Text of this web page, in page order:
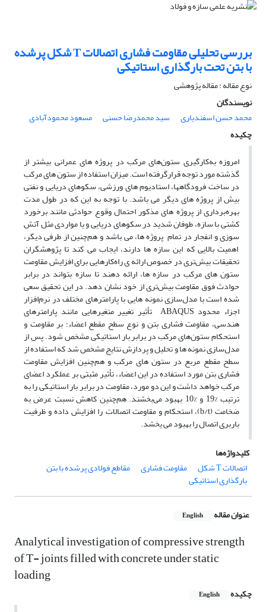
بررسی تحلیلی مقاومت فشاری اتصالات T شکل پرشده
با بتن تحت بارگذاری استاتیکی
نوع مقاله : مقاله پژوهشی
نویسندگان
محمد حسن اسفندیاری
سید محمدرضا حسنی
مسعود محمودآبادی
چکیده
امروزه به‌کارگیری ستون‌های مرکب در پروژه ­های عمرانی بیش­تر از
گذشته مورد توجه قرارگرفته است. میزان استفاده از ستون­ های مرکب
در ساخت فرودگاه­ها، استادیوم­ های ورزشی، سکوهای دریایی و نفتی
بیش از پروژه ­های دیگر می ­باشد. با توجه به این که در طول مدت
بهره‌برداری از پروژه­ های مذکور احتمال وقوع حوادثی مانند برخورد
کشتی با سازه، طوفان شدید در سکوهای دریایی و یا مواردی مثل آتش
سوزی و انفجار در تمام پروژه ­ها، می ­باشد و هم‌چنین از طرفی دیگر،
اهمیت بالایی که این سازه­ ها دارند، ایجاب می­ کند تا پژوهشگران
تحقیقات بیش‌تری در خصوص ارائه­ ی راه‌کارهایی برای افزایش مقاومت
ستون­ های مرکب در سازه ­ها، ارائه دهند تا سازه بتواند در برابر
حوادث فوق مقاومت بیش‌تری از خود نشان دهد. در این تحقیق سعی
شده است با مدل‌سازی نمونه­ هایی با پارامترهای مختلف در نرم‌افزار
اجزاء محدود ABAQUS تأثیر تغییر متغیرهایی مانند پارامترهای
هندسی، مقاومت فشاری بتن و نوع سطح مقطع اعضاء؛ بر مقاومت و
استحکام ستون‌­های مرکب در برابر بار استاتیکی مشخص شود. پس از
مدل‌سازی نمونه­ ها و تحلیل و پردازش نتایج مشخص شد که استفاده از
سطح مقطع مربع در ستون­ های مرکب و هم‌چنین افزایش مقاومت
فشاری بتن مورد استفاده در این اعضاء، تأثیر مثبتی بر عملکرد اعضای
مرکب خواهد داشت و این دو مورد، مقاومت در برابر بار استاتیکی را به
ترتیب %19 و %10 بهبود می‌بخشند. هم‌چنین کاهش نسبت عرض به
ضخامت(b/t)،استحکام و مقاومت اتصالات را افزایش داده و ظرفیت
باربری اتصال را بهبود می­ یخشد.
کلیدواژه‌ها
اتصالات T شکل
مقاومت فشاری مقاطع فولادی پرشده با بتن
بارگذاری استاتیکی
عنوان مقاله English
Analytical investigation of compressive strength
of T- joints filled with concrete under static
loading
چکیده English